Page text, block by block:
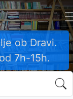
ob Dravi.
7h-15h.